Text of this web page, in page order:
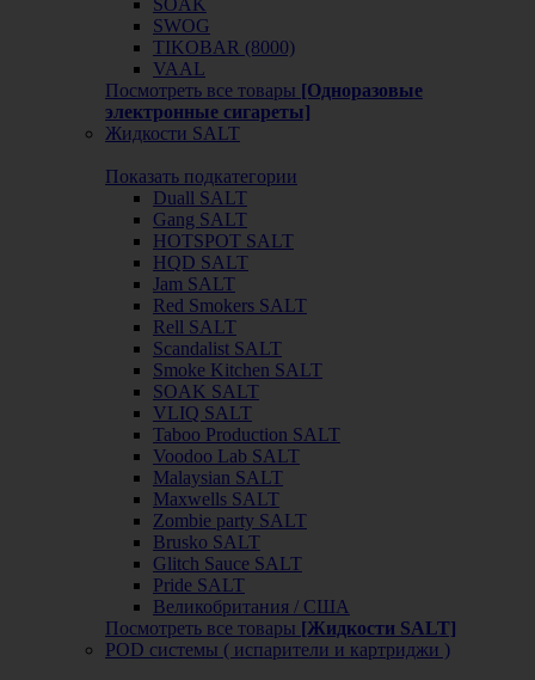
SWOG
TIKOBAR (8000)
VAAL
Посмотреть все товары [Одноразовые
электронные сигареты]
Жидкости SALT
Показать подкатегории
Duall SALT
Gang SALT
HOTSPOT SALT
HQD SALT
Jam SALT
Red Smokers SALT
Rell SALT
Scandalist SALT
Smoke Kitchen SALT
SOAK SALT
VLIQ SALT
Taboo Production SALT
Voodoo Lab SALT
Malaysian SALT
Maxwells SALT
Zombie party SALT
Brusko SALT
Glitch Sauce SALT
Pride SALT
Великобритания / США
Посмотреть все товары [Жидкости SALT]
POD системы ( испарители и картриджи )